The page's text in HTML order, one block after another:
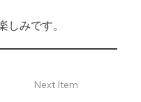
しみです。
Next Item